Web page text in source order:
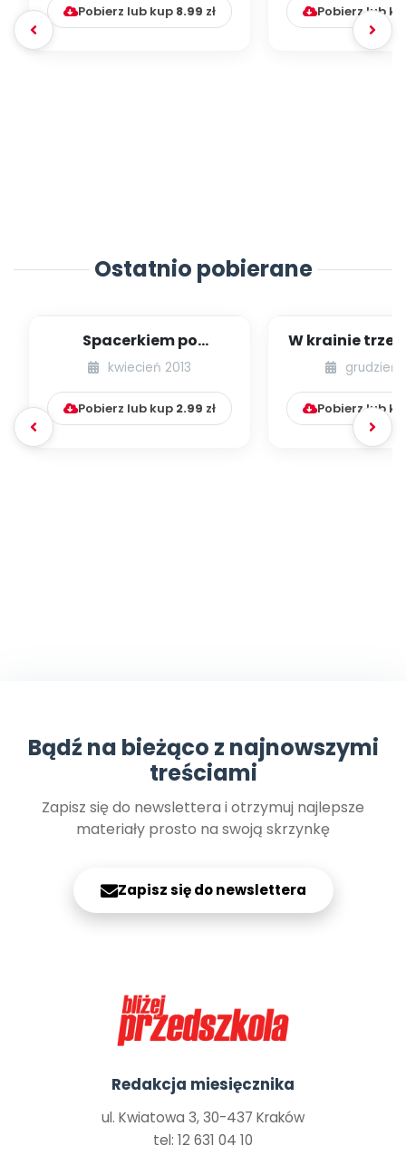
Pobierz lub kup 8.99 zł Pobierz lub
Ostatnio pobierane
Spacerkiem po
Krakowie (inscenizacja
muzyczno-ruchowa)
kwiecień 2013
Pobierz lub kup 2.99 zł
W krainie
grudzień
Pobierz lub
Bądź na bieżąco z najnowszymi
treściami
Zapisz się do newslettera i otrzymuj najlepsze
materiały prosto na swoją skrzynkę
Zapisz się do newslettera
Redakcja miesięcznika
ul. Kwiatowa 3, 30-437 Kraków
tel: 12 631 04 10